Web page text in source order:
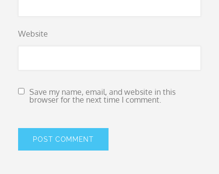
Website
Save my name, email, and website in this
browser for the next time I comment.